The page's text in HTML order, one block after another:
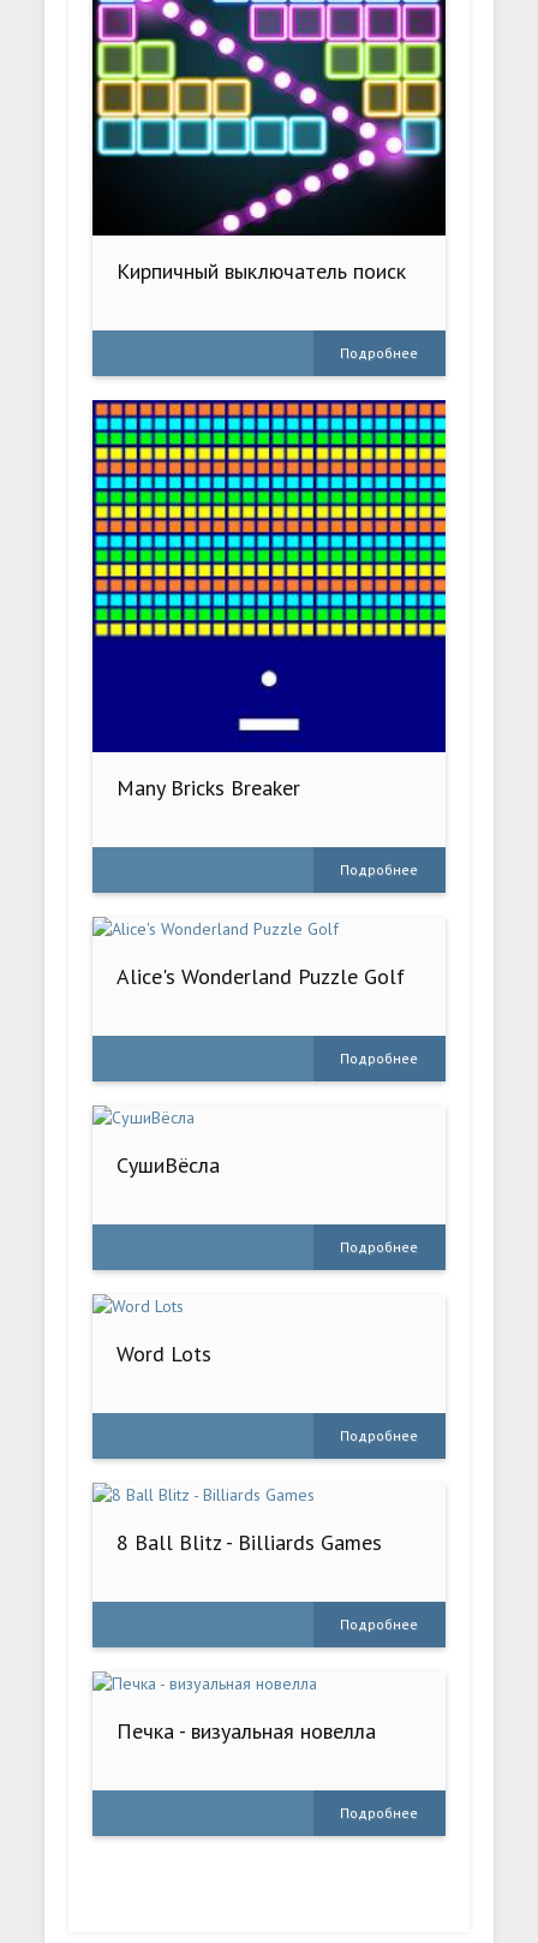
Кирпичный выключатель поиск
Подробнее
Many Bricks Breaker
Подробнее
Alice's Wonderland Puzzle Golf
Подробнее
СушиВёсла
Подробнее
Word Lots
Подробнее
8 Ball Blitz - Billiards Games
Подробнее
Печка - визуальная новелла
Подробнее